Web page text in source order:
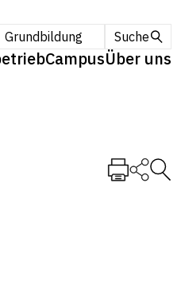
Grundbildung Suche
CampusÜber uns